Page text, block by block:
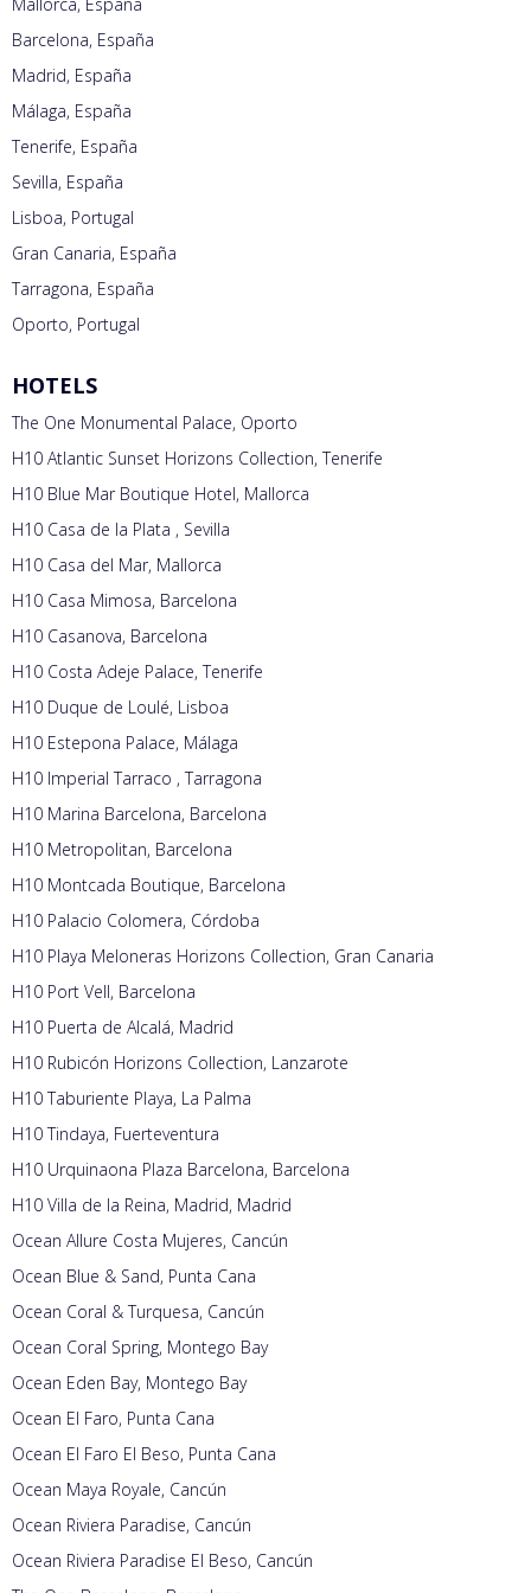
Barcelona, España
Madrid, España
Málaga, España
Tenerife, España
Sevilla, España
Lisboa, Portugal
Gran Canaria, España
Tarragona, España
Oporto, Portugal
HOTELS
The One Monumental Palace, Oporto
H10 Atlantic Sunset Horizons Collection, Tenerife
H10 Blue Mar Boutique Hotel, Mallorca
H10 Casa de la Plata , Sevilla
H10 Casa del Mar, Mallorca
H10 Casa Mimosa, Barcelona
H10 Casanova, Barcelona
H10 Costa Adeje Palace, Tenerife
H10 Duque de Loulé, Lisboa
H10 Estepona Palace, Málaga
H10 Imperial Tarraco , Tarragona
H10 Marina Barcelona, Barcelona
H10 Metropolitan, Barcelona
H10 Montcada Boutique, Barcelona
H10 Palacio Colomera, Córdoba
H10 Playa Meloneras Horizons Collection, Gran Canaria
H10 Port Vell, Barcelona
H10 Puerta de Alcalá, Madrid
H10 Rubicón Horizons Collection, Lanzarote
H10 Taburiente Playa, La Palma
H10 Tindaya, Fuerteventura
H10 Urquinaona Plaza Barcelona, Barcelona
H10 Villa de la Reina, Madrid, Madrid
Ocean Allure Costa Mujeres, Cancún
Ocean Blue & Sand, Punta Cana
Ocean Coral & Turquesa, Cancún
Ocean Coral Spring, Montego Bay
Ocean Eden Bay, Montego Bay
Ocean El Faro, Punta Cana
Ocean El Faro El Beso, Punta Cana
Ocean Maya Royale, Cancún
Ocean Riviera Paradise, Cancún
Ocean Riviera Paradise El Beso, Cancún